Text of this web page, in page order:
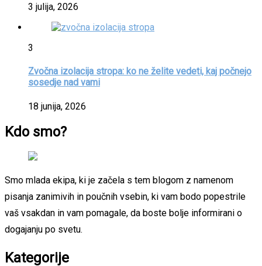
3 julija, 2026
3
Zvočna izolacija stropa: ko ne želite vedeti, kaj počnejo
sosedje nad vami
18 junija, 2026
Kdo smo?
Smo mlada ekipa, ki je začela s tem blogom z namenom
pisanja zanimivih in poučnih vsebin, ki vam bodo popestrile
vaš vsakdan in vam pomagale, da boste bolje informirani o
dogajanju po svetu.
Kategorije